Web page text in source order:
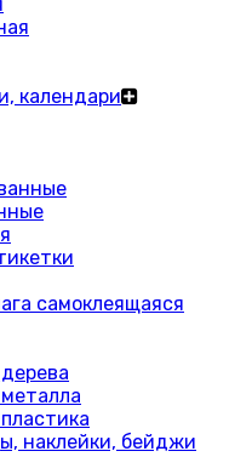
календари
самоклеящаяся
наклейки, бейджи